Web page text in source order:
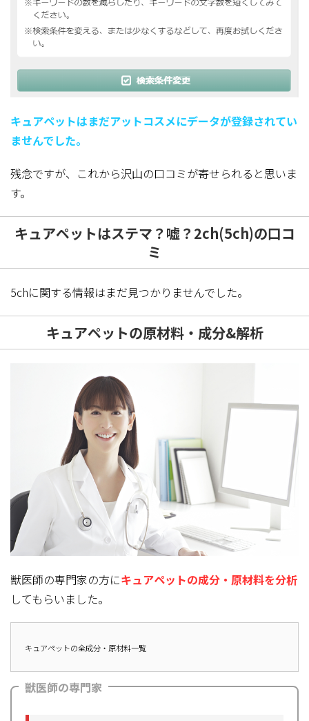
キュアペットはまだアットコスメにデータが登録されてい
ませんでした。
残念ですが、これから沢山の口コミが寄せられると思いま
す。
キュアペットはステマ？嘘？2ch(5ch)の口コ
ミ
5chに関する情報はまだ見つかりませんでした。
キュアペットの原材料・成分&解析
獣医師の専門家の方にキュアペットの成分・原材料を分析
してもらいました。
キュアペットの全成分・原材料一覧
獣医師の専門家